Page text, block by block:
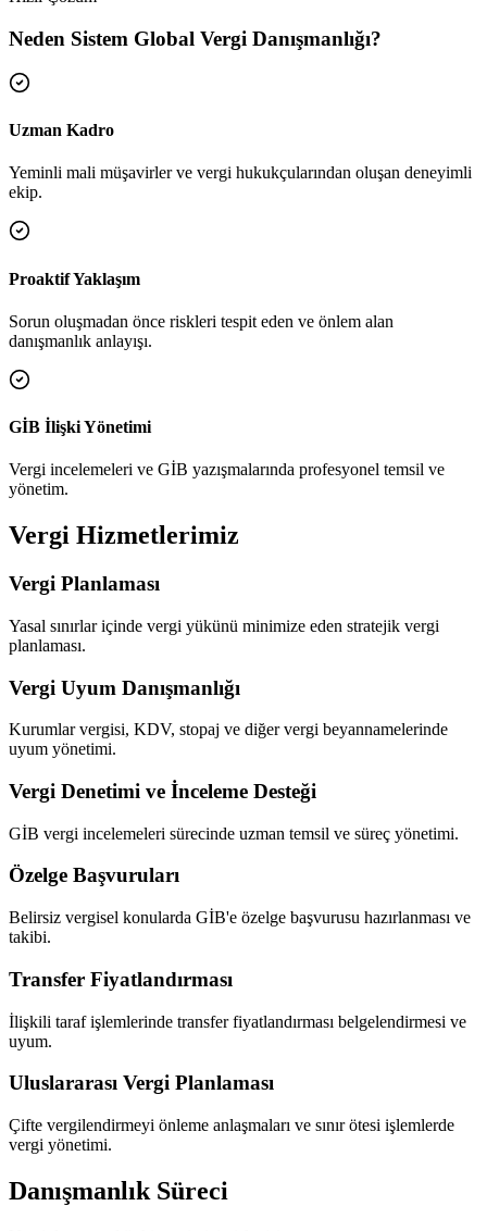
Yükleniyor...
Neden Sistem Global Vergi Danışmanlığı?
Uzman Kadro
Yeminli mali müşavirler ve vergi hukukçularından oluşan deneyimli
ekip.
Proaktif Yaklaşım
Sorun oluşmadan önce riskleri tespit eden ve önlem alan
danışmanlık anlayışı.
GİB İlişki Yönetimi
Vergi incelemeleri ve GİB yazışmalarında profesyonel temsil ve
yönetim.
Vergi Hizmetlerimiz
Vergi Planlaması
Yasal sınırlar içinde vergi yükünü minimize eden stratejik vergi
planlaması.
Vergi Uyum Danışmanlığı
Kurumlar vergisi, KDV, stopaj ve diğer vergi beyannamelerinde
uyum yönetimi.
Vergi Denetimi ve İnceleme Desteği
GİB vergi incelemeleri sürecinde uzman temsil ve süreç yönetimi.
Özelge Başvuruları
Belirsiz vergisel konularda GİB'e özelge başvurusu hazırlanması ve
takibi.
Transfer Fiyatlandırması
İlişkili taraf işlemlerinde transfer fiyatlandırması belgelendirmesi ve
uyum.
Uluslararası Vergi Planlaması
Çifte vergilendirmeyi önleme anlaşmaları ve sınır ötesi işlemlerde
vergi yönetimi.
Danışmanlık Süreci